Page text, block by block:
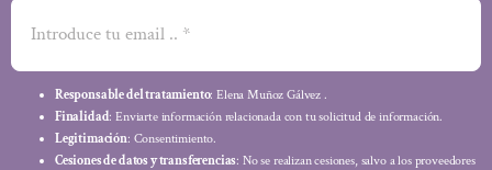
Responsable del tratamiento: Elena Muñoz Gálvez .
Finalidad: Enviarte información relacionada con tu solicitud de información.
Legitimación: Consentimiento.
Cesiones de datos y transferencias: No se realizan cesiones, salvo a los proveedores